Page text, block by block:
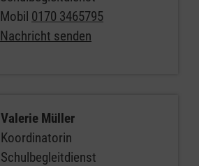
Mobil 0170 3465795
Nachricht senden
Valerie Müller
Koordinatorin
Schulbegleitdienst